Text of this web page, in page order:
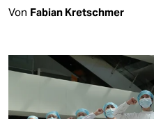
Von Fabian Kretschmer